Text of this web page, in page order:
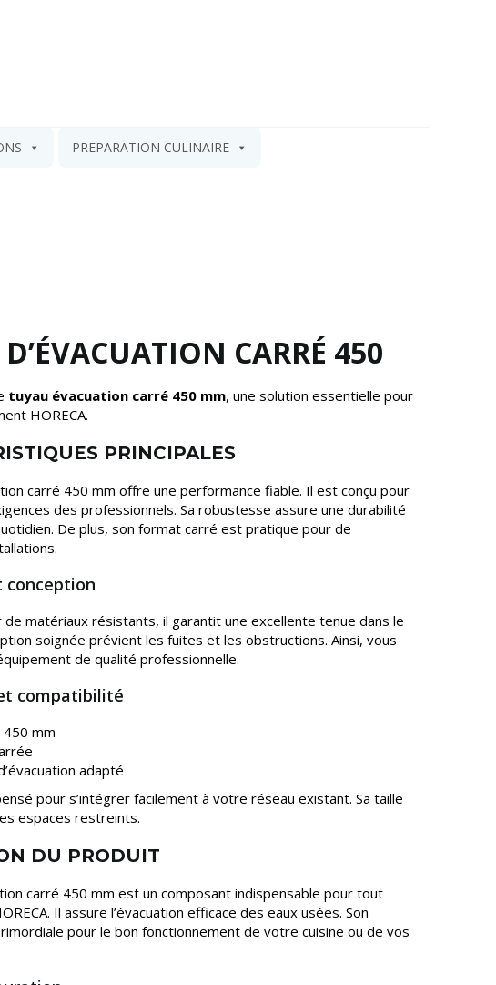
PREPARATION CULINAIRE
CARRÉ 450
tuyau évacuation carré 450 mm, une solution essentielle pour
HORECA.
PRINCIPALES
carré 450 mm offre une performance fiable. Il est conçu pour
des professionnels. Sa robustesse assure une durabilité
De plus, son format carré est pratique pour de
conception
de matériaux résistants, il garantit une excellente tenue dans le
soignée prévient les fuites et les obstructions. Ainsi, vous
de qualité professionnelle.
compatibilité
450 mm
adapté
pour s’intégrer facilement à votre réseau existant. Sa taille
espaces restreints.
DU PRODUIT
carré 450 mm est un composant indispensable pour tout
Il assure l’évacuation efficace des eaux usées. Son
pour le bon fonctionnement de votre cuisine ou de vos